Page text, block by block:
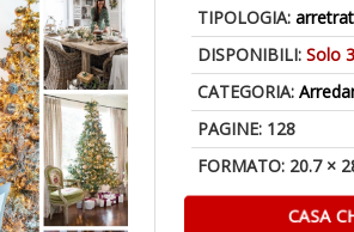
TIPOLOGIA:
DISPONIBILI:Solo
CATEGORIA:
PAGINE: 128
FORMATO: 20.7 ×
CASA